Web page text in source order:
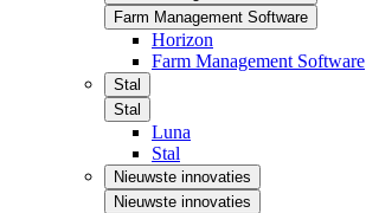
Farm Management Software
Horizon
Farm Management Software
Stal
Stal
Luna
Stal
Nieuwste innovaties
Nieuwste innovaties